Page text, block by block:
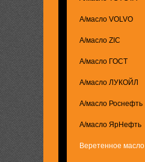
А/масло VOLVO
А/масло ZIC
А/масло ГОСТ
А/масло ЛУКОЙЛ
А/масло Роснефть
А/масло ЯрНефть
Веретенное масло